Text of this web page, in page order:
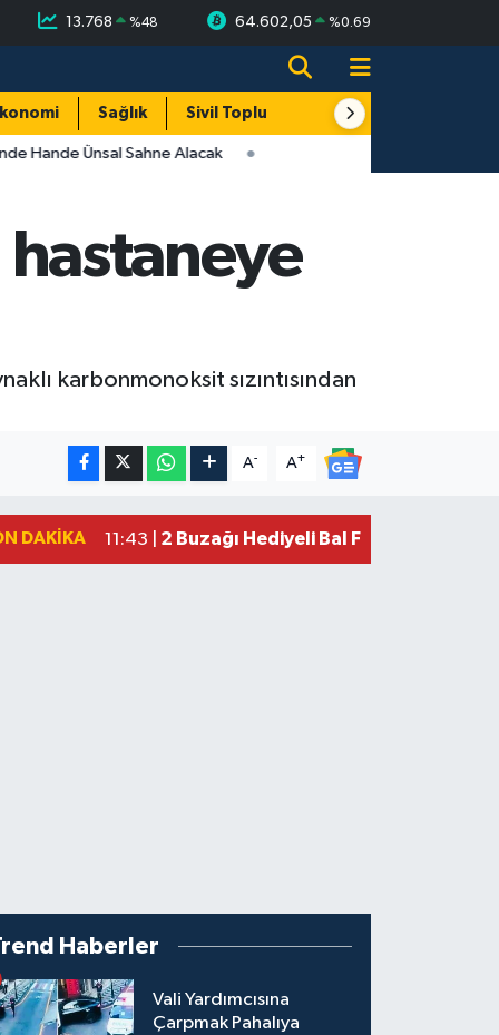
13.768 %48 64.602,05 %0.69
Sağlık Sivil Toplum Turizm
Hande Ünsal Sahne Alacak
hastaneye
karbonmonoksit sızıntısından
A- A+
DAKIKA 11:43 | 2 Buzağı Hediyeli Bal Festivalinde
Haberler
Vali Yardımcısına
Çarpmak Pahalıya